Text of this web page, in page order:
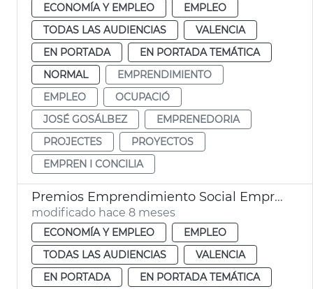
ECONOMÍA Y EMPLEO
EMPLEO
TODAS LAS AUDIENCIAS
VALENCIA
EN PORTADA
EN PORTADA TEMÁTICA
NORMAL
EMPRENDIMIENTO
EMPLEO
OCUPACIÓ
JOSÉ GOSÁLBEZ
EMPRENEDORIA
PROJECTES
PROYECTOS
EMPREN I CONCILIA
Premios Emprendimiento Social Emprendedores Riada 2025
modificado hace 8 meses
ECONOMÍA Y EMPLEO
EMPLEO
TODAS LAS AUDIENCIAS
VALENCIA
EN PORTADA
EN PORTADA TEMÁTICA